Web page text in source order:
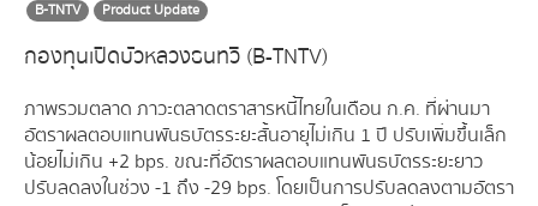
B-TNTV Product Update
กองทุนเปิดบัวหลวงธนทวี (B-TNTV)
ภาพรวมตลาด ภาวะตลาดตราสารหนี้ไทยในเดือน ก.ค. ที่ผ่านมา
อัตราผลตอบแทนพันธบัตรระยะสั้นอายุไม่เกิน 1 ปี ปรับเพิ่มขึ้นเล็ก
น้อยไม่เกิน +2 bps. ขณะที่อัตราผลตอบแทนพันธบัตรระยะยาว
ปรับลดลงในช่วง -1 ถึง -29 bps. โดยเป็นการปรับลดลงตามอัตรา